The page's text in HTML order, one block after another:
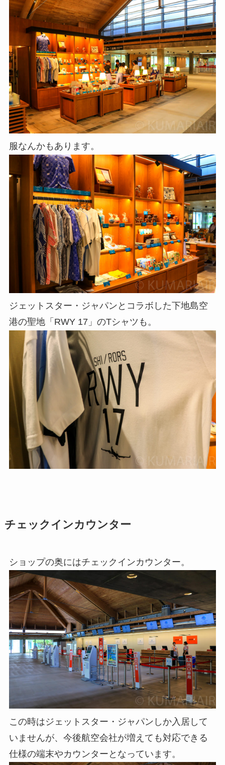
服なんかもあります。
ジェットスター・ジャパンとコラボした下地島空
港の聖地「RWY 17」のTシャツも。
チェックインカウンター
ショップの奥にはチェックインカウンター。
この時はジェットスター・ジャパンしか入居して
いませんが、今後航空会社が増えても対応できる
仕様の端末やカウンターとなっています。